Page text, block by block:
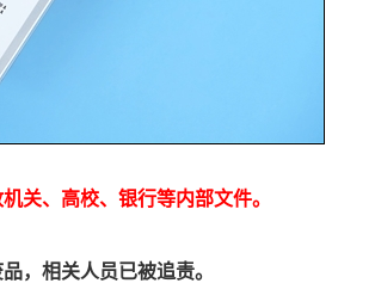
关、高校、银行等内部文件。
，相关人员已被追责。